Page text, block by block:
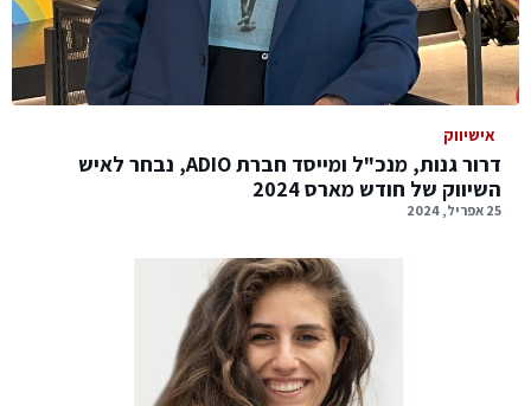
אישיווק
דרור גנות, מנכ"ל ומייסד חברת ADIO, נבחר לאיש
השיווק של חודש מארס 2024
25 אפריל, 2024